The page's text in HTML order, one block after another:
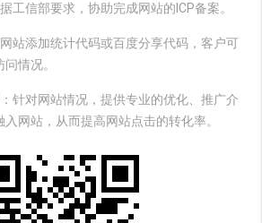
信部要求，协助完成网站的ICP备案。
添加统计代码或百度分享代码，客户可
情况。
对网站情况，提供专业的优化、推广介
网站，从而提高网站点击的转化率。